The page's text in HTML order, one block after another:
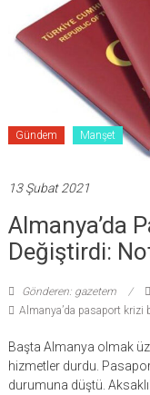
Gündem Manşet
13 Şubat 2021
Almanya’da
Değiştirdi:
Gönderen: gazetem
Almanya’da pasaport
Başta Almanya olmak
hizmetler durdu.
durumuna düştü.